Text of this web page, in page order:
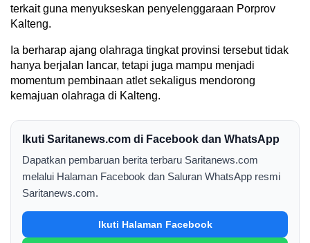
terkait guna menyukseskan penyelenggaraan Porprov
Kalteng.
Ia berharap ajang olahraga tingkat provinsi tersebut tidak
hanya berjalan lancar, tetapi juga mampu menjadi
momentum pembinaan atlet sekaligus mendorong
kemajuan olahraga di Kalteng.
Ikuti Saritanews.com di Facebook dan WhatsApp
Dapatkan pembaruan berita terbaru Saritanews.com
melalui Halaman Facebook dan Saluran WhatsApp resmi
Saritanews.com.
Ikuti Halaman Facebook